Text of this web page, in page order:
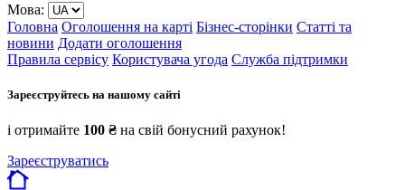
Мова:
Головна Оголошення на карті Бізнес-сторінки Статті та
новини Додати оголошення
Правила сервісу Користувача угода Служба підтримки
Зареєструйтесь на нашому сайті
і отримайте 100 ₴ на свій бонусний рахунок!
Зареєструватись